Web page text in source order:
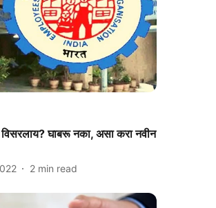
विसरलाय? घाबरू नका, असा करा नवीन
2 min read